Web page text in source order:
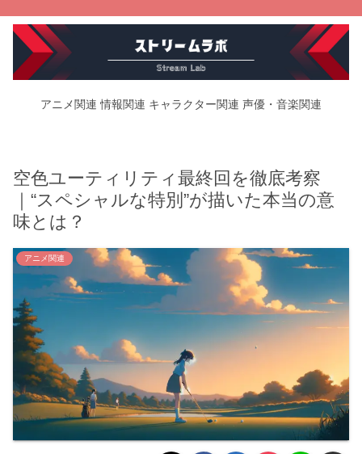
アニメ関連 情報関連 キャラクター関連 声優・音楽関連
空色ユーティリティ最終回を徹底考察
｜“スペシャルな特別”が描いた本当の意
味とは？
アニメ関連